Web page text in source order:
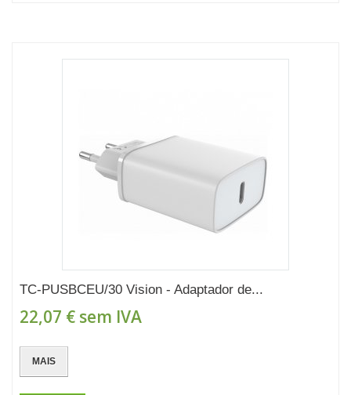
TC-PUSBCEU/30 Vision - Adaptador de...
22,07 € sem IVA
MAIS